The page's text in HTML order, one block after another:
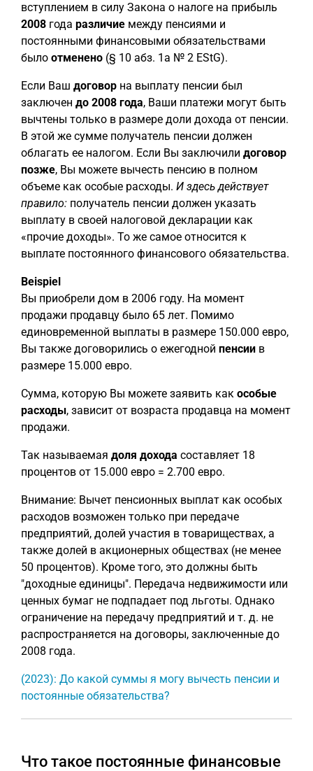
вступлением в силу Закона о налоге на прибыль
2008 года различие между пенсиями и
постоянными финансовыми обязательствами
было отменено (§ 10 абз. 1a № 2 EStG).
Если Ваш договор на выплату пенсии был
заключен до 2008 года, Ваши платежи могут быть
вычтены только в размере доли дохода от пенсии.
В этой же сумме получатель пенсии должен
облагать ее налогом. Если Вы заключили договор
позже, Вы можете вычесть пенсию в полном
объеме как особые расходы. И здесь действует
правило: получатель пенсии должен указать
выплату в своей налоговой декларации как
«прочие доходы». То же самое относится к
выплате постоянного финансового обязательства.
Beispiel
Вы приобрели дом в 2006 году. На момент
продажи продавцу было 65 лет. Помимо
единовременной выплаты в размере 150.000 евро,
Вы также договорились о ежегодной пенсии в
размере 15.000 евро.
Сумма, которую Вы можете заявить как особые
расходы, зависит от возраста продавца на момент
продажи.
Так называемая доля дохода составляет 18
процентов от 15.000 евро = 2.700 евро.
Внимание: Вычет пенсионных выплат как особых
расходов возможен только при передаче
предприятий, долей участия в товариществах, а
также долей в акционерных обществах (не менее
50 процентов). Кроме того, это должны быть
"доходные единицы". Передача недвижимости или
ценных бумаг не подпадает под льготы. Однако
ограничение на передачу предприятий и т. д. не
распространяется на договоры, заключенные до
2008 года.
(2023): До какой суммы я могу вычесть пенсии и
постоянные обязательства?
Что такое постоянные финансовые